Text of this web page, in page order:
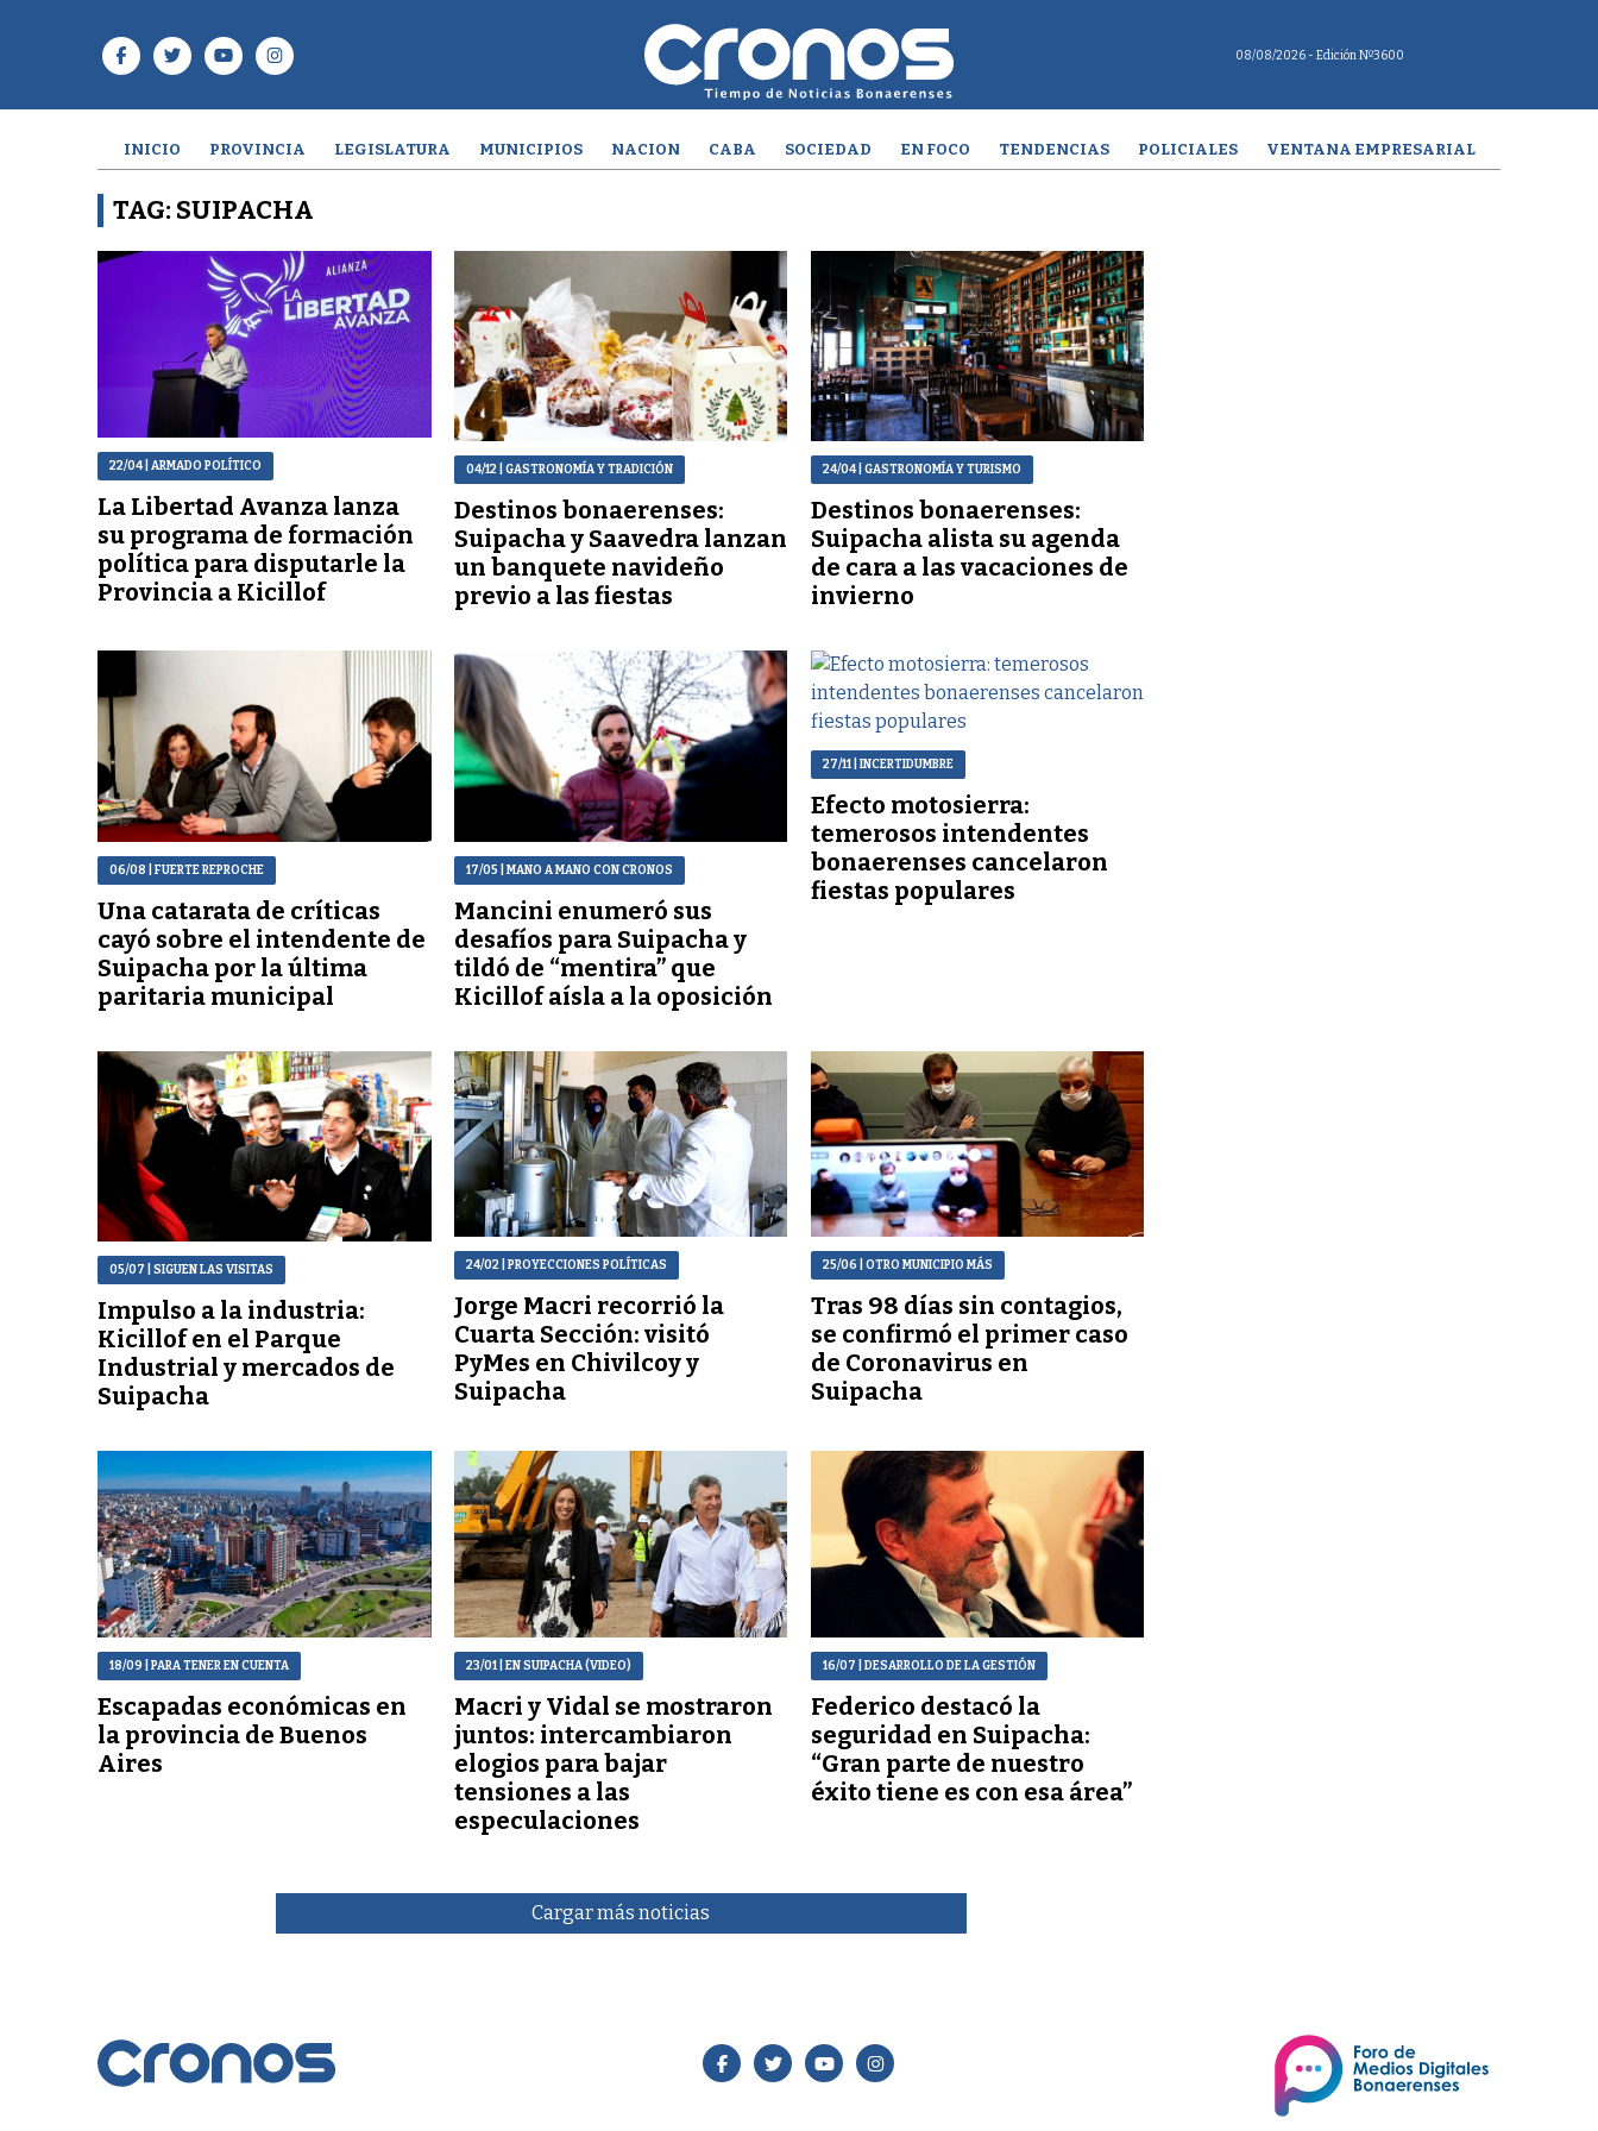
08/08/2026 - Edición Nº3600
INICIO PROVINCIA LEGISLATURA MUNICIPIOS NACION CABA SOCIEDAD EN FOCO TENDENCIAS POLICIALES VENTANA EMPRESARIAL
TAG: SUIPACHA
22/04| ARMADO POLÍTICO
La Libertad Avanza lanza
su programa de formación
política para disputarle la
Provincia a Kicillof
04/12| GASTRONOMÍA Y TRADICIÓN
Destinos bonaerenses:
Suipacha y Saavedra lanzan
un banquete navideño
previo a las fiestas
24/04| GASTRONOMÍA Y TURISMO
Destinos bonaerenses:
Suipacha alista su agenda
de cara a las vacaciones de
invierno
06/08 | FUERTE REPROCHE
Una catarata de críticas
cayó sobre el intendente de
Suipacha por la última
paritaria municipal
17/05 | MANO A MANO CON CRONOS
Mancini enumeró sus
desafíos para Suipacha y
tildó de “mentira” que
Kicillof aísla a la oposición
27/11| INCERTIDUMBRE
Efecto motosierra:
temerosos intendentes
bonaerenses cancelaron
fiestas populares
05/07 | SIGUEN LAS VISITAS
Impulso a la industria:
Kicillof en el Parque
Industrial y mercados de
Suipacha
24/02| PROYECCIONES POLÍTICAS
Jorge Macri recorrió la
Cuarta Sección: visitó
PyMes en Chivilcoy y
Suipacha
25/06 | OTRO MUNICIPIO MÁS
Tras 98 días sin contagios,
se confirmó el primer caso
de Coronavirus en
Suipacha
18/09 | PARA TENER EN CUENTA
Escapadas económicas en
la provincia de Buenos
Aires
23/01| EN SUIPACHA (VIDEO)
Macri y Vidal se mostraron
juntos: intercambiaron
elogios para bajar
tensiones a las
especulaciones
16/07 | DESARROLLO DE LA GESTIÓN
Federico destacó la
seguridad en Suipacha:
“Gran parte de nuestro
éxito tiene es con esa área”
Cargar más noticias